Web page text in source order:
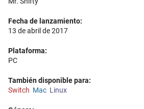
Fecha de lanzamiento:
13 de abril de 2017
Plataforma:
PC
También disponible para:
Switch Mac Linux